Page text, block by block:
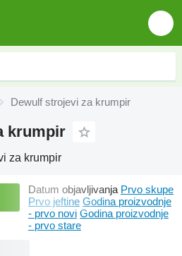
Dewulf strojevi za krumpir
krumpir
za krumpir
Datum objavljivanja Prvo skupe
Prvo jeftine Godina proizvodnje
- prvo novi Godina proizvodnje
- prvo stare